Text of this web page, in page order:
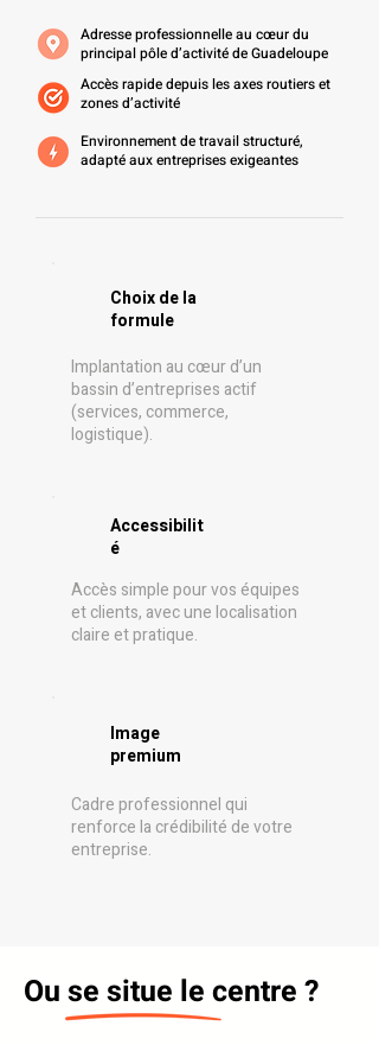
Adresse professionnelle au cœur du
principal pôle d’activité de Guadeloupe
Accès rapide depuis les axes routiers et
zones d’activité
Environnement de travail structuré,
adapté aux entreprises exigeantes
Choix de la
formule
Implantation au cœur d’un
bassin d’entreprises actif
(services, commerce,
logistique).
Accessibilit
é
Accès simple pour vos équipes
et clients, avec une localisation
claire et pratique.
Image
premium
Cadre professionnel qui
renforce la crédibilité de votre
entreprise.
Ou se situe le centre ?